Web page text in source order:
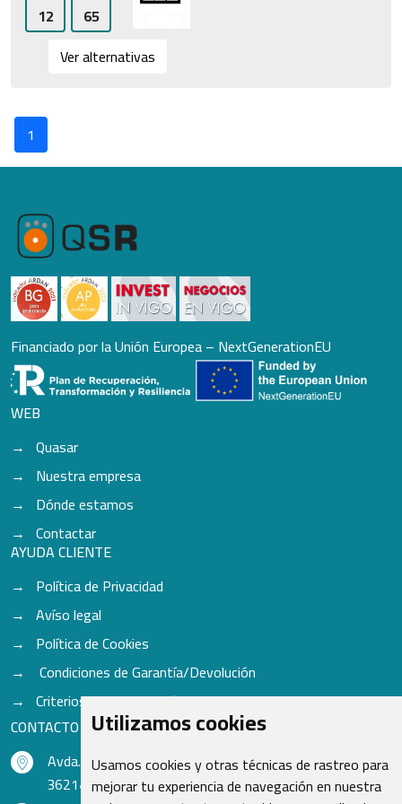
Utilizamos cookies
Usamos cookies y otras técnicas de rastreo para
mejorar tu experiencia de navegación en nuestra
12
65
Ver alternativas
1
Financiado por la Unión Europea – NextGenerationEU
WEB
Quasar
Nuestra empresa
Dónde estamos
Contactar
AYUDA CLIENTE
Política de Privacidad
Avíso legal
Política de Cookies
Condiciones de Garantía/Devolución
Criterios para aceptación de Cascos
CONTACTO
Avda. do Freixo - Sardoma, 13
36214 Vigo - Pontevedra - España